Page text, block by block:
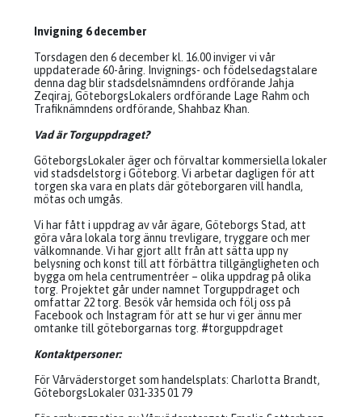
Invigning 6 december
Torsdagen den 6 december kl. 16.00 inviger vi vår
uppdaterade 60-åring. Invignings- och födelsedagstalare
denna dag blir stadsdelsnämndens ordförande Jahja
Zeqiraj, GöteborgsLokalers ordförande Lage Rahm och
Trafiknämndens ordförande, Shahbaz Khan.
Vad är Torguppdraget?
GöteborgsLokaler äger och förvaltar kommersiella lokaler
vid stadsdelstorg i Göteborg. Vi arbetar dagligen för att
torgen ska vara en plats där göteborgaren vill handla,
mötas och umgås.
Vi har fått i uppdrag av vår ägare, Göteborgs Stad, att
göra våra lokala torg ännu trevligare, tryggare och mer
välkomnande. Vi har gjort allt från att sätta upp ny
belysning och konst till att förbättra tillgängligheten och
bygga om hela centrumentréer – olika uppdrag på olika
torg. Projektet går under namnet Torguppdraget och
omfattar 22 torg. Besök vår hemsida och följ oss på
Facebook och Instagram för att se hur vi ger ännu mer
omtanke till göteborgarnas torg. #torguppdraget
Kontaktpersoner:
För Vårväderstorget som handelsplats: Charlotta Brandt,
GöteborgsLokaler 031-335 01 79